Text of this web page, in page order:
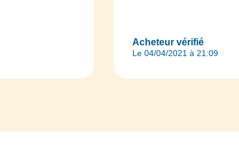
Acheteur vérifié
Le 04/04/2021 à 21:09